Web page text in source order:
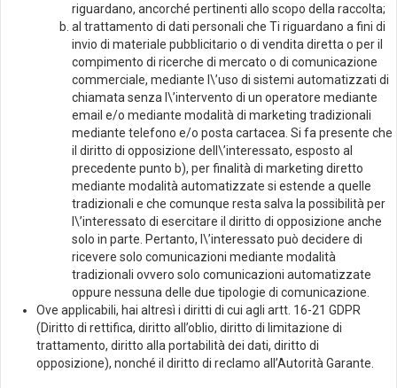
riguardano, ancorché pertinenti allo scopo della raccolta;
al trattamento di dati personali che Ti riguardano a fini di
invio di materiale pubblicitario o di vendita diretta o per il
compimento di ricerche di mercato o di comunicazione
commerciale, mediante l\’uso di sistemi automatizzati di
chiamata senza l\’intervento di un operatore mediante
email e/o mediante modalità di marketing tradizionali
mediante telefono e/o posta cartacea. Si fa presente che
il diritto di opposizione dell\’interessato, esposto al
precedente punto b), per finalità di marketing diretto
mediante modalità automatizzate si estende a quelle
tradizionali e che comunque resta salva la possibilità per
l\’interessato di esercitare il diritto di opposizione anche
solo in parte. Pertanto, l\’interessato può decidere di
ricevere solo comunicazioni mediante modalità
tradizionali ovvero solo comunicazioni automatizzate
oppure nessuna delle due tipologie di comunicazione.
Ove applicabili, hai altresì i diritti di cui agli artt. 16-21 GDPR
(Diritto di rettifica, diritto all’oblio, diritto di limitazione di
trattamento, diritto alla portabilità dei dati, diritto di
opposizione), nonché il diritto di reclamo all’Autorità Garante.